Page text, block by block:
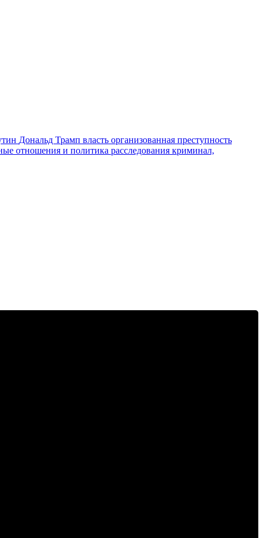
Дональд Трамп власть организованная преступность
отношения и политика расследования криминал,